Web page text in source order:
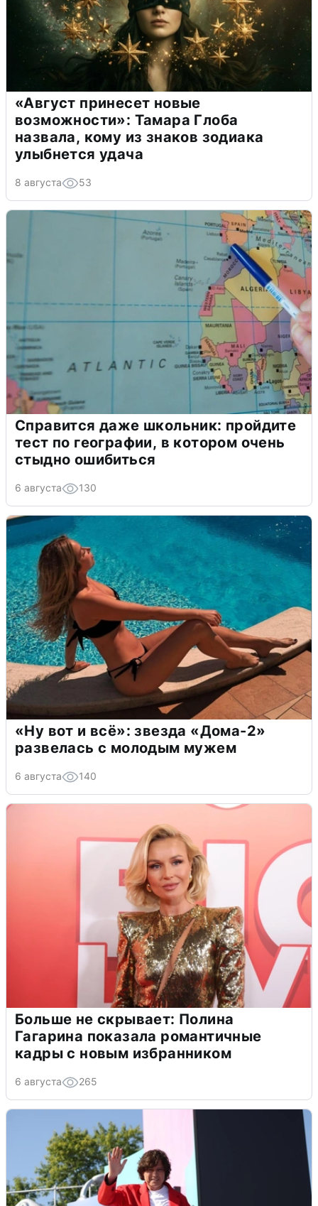
«Август принесет новые
возможности»: Тамара Глоба
назвала, кому из знаков зодиака
улыбнется удача
8 августа 53
Справится даже школьник: пройдите
тест по географии, в котором очень
стыдно ошибиться
6 августа 130
«Ну вот и всё»: звезда «Дома-2»
развелась с молодым мужем
6 августа 140
Больше не скрывает: Полина
Гагарина показала романтичные
кадры с новым избранником
6 августа 265